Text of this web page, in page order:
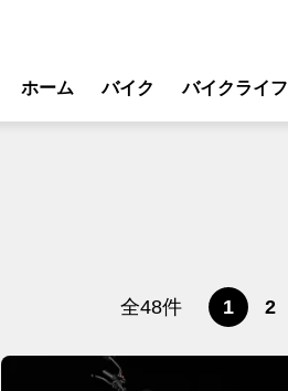
ホーム バイク
名車・旧車
バイクライフ
安全運転
全48件 1 2